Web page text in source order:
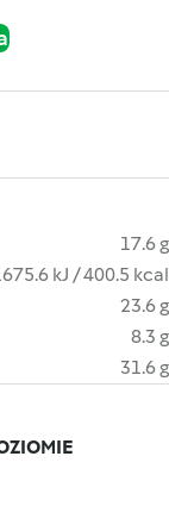
17.6 g
kJ / 400.5 kcal
23.6 g
8.3 g
31.6 g